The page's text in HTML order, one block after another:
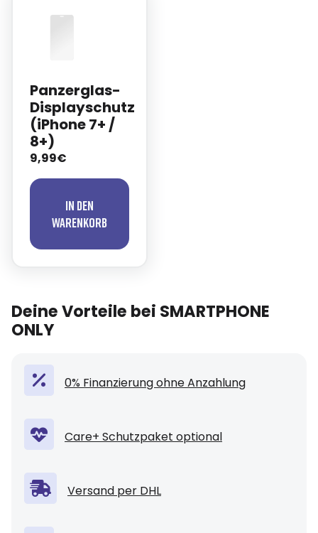
Panzerglas-
Displayschutz
(iPhone 7+ /
8+)
9,99€
In den
Warenkorb
Deine Vorteile bei SMARTPHONE
ONLY
0% Finanzierung ohne Anzahlung
Care+ Schutzpaket optional
Versand per DHL